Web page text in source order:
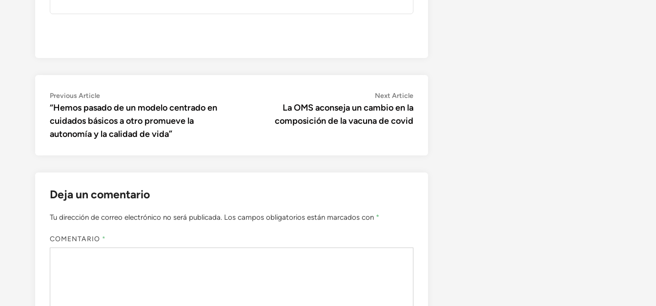
Navegación
de
entradas
Previous ArticlePrevious
article:
“Hemos pasado de un modelo centrado en
cuidados básicos a otro promueve la
autonomía y la calidad de vida”
Next ArticleNext
article:
La OMS aconseja un cambio en la
composición de la vacuna de covid
Deja un comentario
Tu dirección de correo electrónico no será publicada. Los campos obligatorios están marcados con *
COMENTARIO *